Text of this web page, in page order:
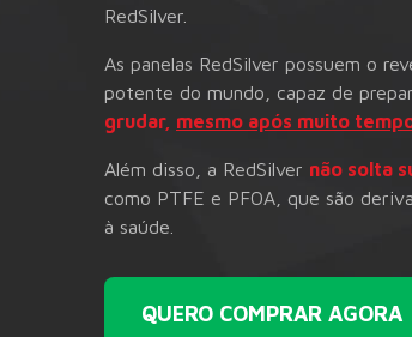
RedSilver.
As panelas RedSilver possuem o
potente do mundo, capaz de
grudar, mesmo após muito
Além disso, a RedSilver não solta
como PTFE e PFOA, que são
à saúde.
QUERO COMPRAR AGORA